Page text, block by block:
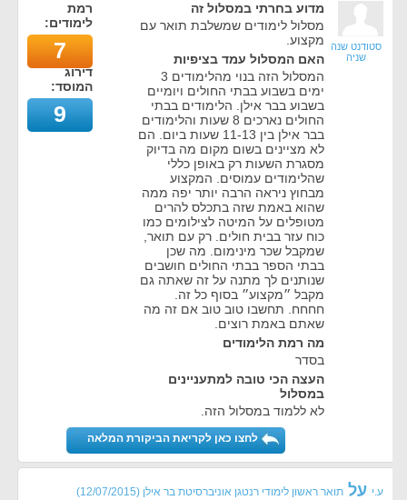
סטודנט שנה
שניה
מדוע בחרתי במסלול זה
מסלול לימודים שמשלבת תואר עם
מקצוע.
האם המסלול עמד בציפיות
המסלול הזה בנוי מהלימודים 3
ימים בשבוע בבתי החולים ויומיים
בשבוע בבר אילן. הלימודים בבתי
החולים נארכים 8 שעות והלימודים
בבר אילן בין 11-13 שעות ביום. הם
לא מציינים בשום מקום מה בדיוק
מסגרת השעות רק באופן כללי
שהלימודים עמוסים. המקצוע
מבחוץ ניראה הרבה יותר יפה ממה
שהוא באמת שזה בתכלס להרים
מטופלים על המיטה לצילומים כמו
כוח עזר בבית חולים. רק עם תואר,
שמקבל שכר מינימום. מה שכן
בבתי הספר בבתי החולים חושבים
שנותנים לך מתנה על זה שאתה גם
מקבל ״מקצוע״ בסוף כל זה.
חחחח. תחשבו טוב טוב אם זה מה
שאתם באמת רוצים.
מה רמת הלימודים
בסדר
העצה הכי טובה למתעניינים
במסלול
לא ללמוד במסלול הזה.
רמת
לימודים:
7
דירוג
המוסד:
9
לחצו כאן לקריאת הביקורת המלאה
ע.י על תואר ראשון לימודי רנטגן אוניברסיטת בר אילן (
12/07/2015
)